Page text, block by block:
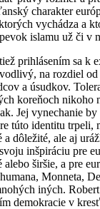
charakter
vychádza a
islamu už či v
prihlásením sa k
na rozdiel
a úsudkov.
koreňoch nikoho
Jej vynechanie
túto identitu trpeli,
a dôležité, ale aj
inšpiráciu pre
alebo širšie, a pre
Monneta,
iných.
demokracie v